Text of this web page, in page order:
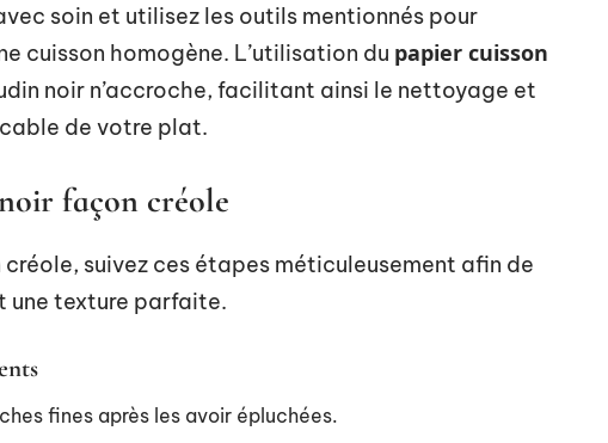
soin et utilisez les outils mentionnés pour
cuisson homogène. L’utilisation du papier cuisson
noir n’accroche, facilitant ainsi le nettoyage et
de votre plat.
façon créole
suivez ces étapes méticuleusement afin de
une texture parfaite.
fines après les avoir épluchées.